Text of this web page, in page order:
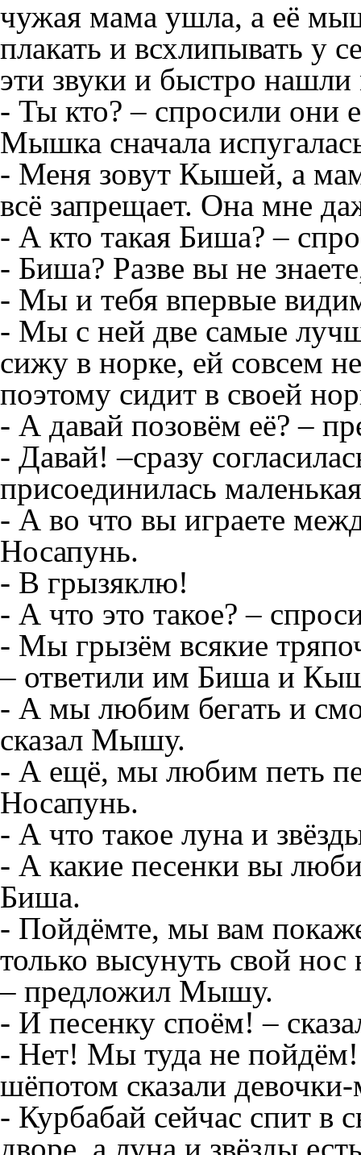
чужая мама ушла, а её
плакать и всхлипывать у
эти звуки и быстро
- Ты кто? – спросили они
Мышка сначала
- Меня зовут Кышей, а
всё запрещает. Она мне
- А кто такая Биша? –
- Биша? Разве вы не
- Мы и тебя впервые
- Мы с ней две самые
сижу в норке, ей совсем
поэтому сидит в своей
- А давай позовём её? –
- Давай! –сразу
присоединилась
- А во что вы играете
Носапунь.
- В грызяклю!
- А что это такое? –
- Мы грызём всякие
– ответили им Биша и
- А мы любим бегать и
сказал Мышу.
- А ещё, мы любим петь
Носапунь.
- А что такое луна и
- А какие песенки вы
Биша.
- Пойдёмте, мы вам
только высунуть свой
– предложил Мышу.
- И песенку споём! –
- Нет! Мы туда не
шёпотом сказали
- Курбабай сейчас спит в